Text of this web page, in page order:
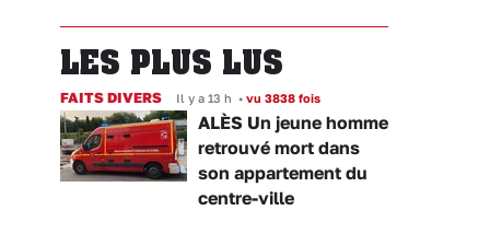
LES PLUS LUS
FAITS DIVERS Il y a 13 h • vu 3838 fois
ALÈS Un jeune homme
retrouvé mort dans
son appartement du
centre-ville